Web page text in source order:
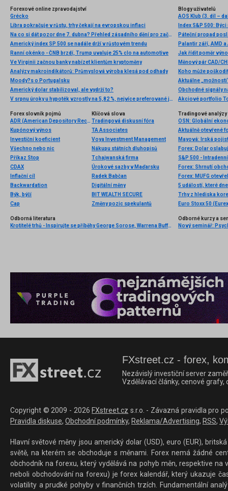
Forexové online zpravodajství
Grécko
Libra pokračuje v růstu, trhy čekají na evropskou inflaci
Na co si dát pozor dne 7. dubna? Přehled zásadního dění pro začátečníky
Americký index SP 500 se nadále drží v růstovém trendu
Ranní okénko - ČNB brzdí, Trump uvaluje 25% clo na automotive
Ve Virginii začnou banky nabízet klientům kryptoměny
Analýzy makroindikátorů: Průmyslová výroba klesá pod odhady
Moody?s o Portugalsku
Americký dolar stabilizoval, ale vydrží to?
V srpnu úroky u hypoték vzrostly na 5,82 %, nejvíce preferované jsou stále pětileté fixace sazeb
Blogy uživatelů
AOS Klub (3. díl –
Index S&P 500:
Páteční propad
Jak řídit poměr
Měnový pár CAD/
Koho může
Aktuálne
Forex slovník pojmů
ADR (American Depository Receipt)
Kupónový výnos
Investiční koeficient
Všechno nebo nic
Příkaz Stop
CDAX
Inflační cíl
Backwardation
Býk, býčí
Cap
Klíčová slova
Tradingová diskusní fóra
TA Associates
Voya Investment Management
Nákupu státních dluhopisů
Tchajwanská firma
Úrokové sazby v Maďarsku
Radek Babčan
Digitální měny
BIT WEALTH SECURE
Změny pozic spekulantů
Tradingové analýzy
Aktuálně otevřené
S&P 500 -
Forex: Shrnutí
Forex: MUFG
5 událostí, které
Trhy z hlediska
Euro Stoxx 50
Odborná literatura
Krotitelé trhů - Inspirujte se příběhy George Sorose, Warrena Buffetta a Paula Volckera
Odborné kurzy a
FXstreet.cz - forex,
Nezávislý investiční server
Vzdělávací články, cenové
Copyright © 2009 - 2026 FXstreet.cz s.r.o. - Závazná pravidla pro
Pravidla diskuse, Obchodní podmínky, Reklama/Advertising, RSS,
Hlavní světové měny jsou americký dolar (USD), euro (EUR),
světě, na kterém se obchoduje s měnami. Forex nemá žádné
obchodník na forexu, který vydělává na pohyb měn, respektive
neboli obchodování na forexu) je forex kalendář, který ukazuje
volatility a prudké pohyby v finančních trzích. Fundamentální